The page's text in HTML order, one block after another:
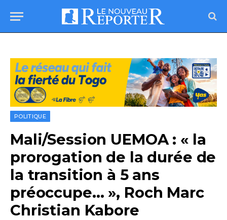
POLITIQUE
Mali/Session UEMOA : « la
prorogation de la durée de
la transition à 5 ans
préoccupe… », Roch Marc
Christian Kabore